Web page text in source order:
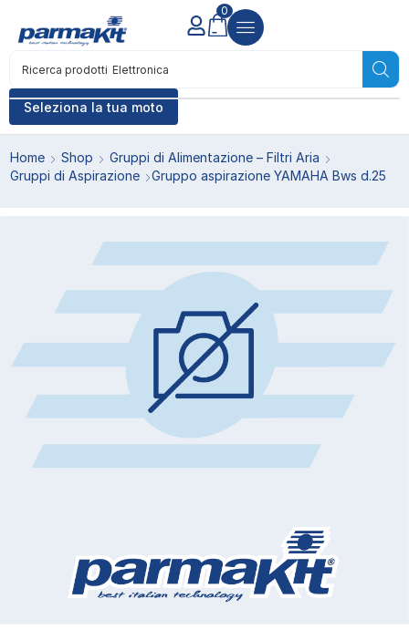
Seleziona la tua moto
Ricerca prodotti Elettronica
0
Home Shop
Gruppi di Alimentazione – Filtri Aria
Gruppi di Aspirazione
Gruppo aspirazione YAMAHA Bws d.25